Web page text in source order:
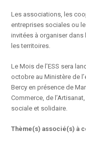
Les associations, les
entreprises sociales ou
invitées à organiser
les territoires.
Le Mois de l’ESS sera
octobre au Ministère de
Bercy en présence de
Commerce, de
sociale et solidaire.
Thème(s) associé(s) à